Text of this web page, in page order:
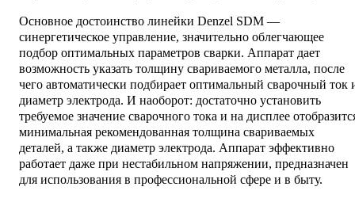
Основное достоинство линейки Denzel SDM —
синергетическое управление, значительно облегчающее
подбор оптимальных параметров сварки. Аппарат дает
возможность указать толщину свариваемого металла, после
чего автоматически подбирает оптимальный сварочный ток
диаметр электрода. И наоборот: достаточно установить
требуемое значение сварочного тока и на дисплее
минимальная рекомендованная толщина свариваемых
деталей, а также диаметр электрода. Аппарат эффективно
работает даже при нестабильном напряжении, предназначен
для использования в профессиональной сфере и в быту.